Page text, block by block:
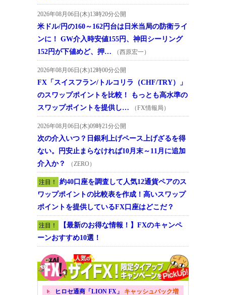
2026年08月06日(木)13時20分公開
米ドル/円の160～162円台は日米当局の防衛ライ
ンに！ GW介入時安値155円、神田シーリング
152円が下値めど、押…
（西原宏一）
2026年08月06日(木)12時00分公開
FX「スイスフラン/トルコリラ（CHF/TRY）」
のスワップポイントを比較！ もっとも高水準の
スワップポイントを提供し…
（FX情報局）
2026年08月06日(木)09時21分公開
次の介入いつ？日銀利上げペース上げざるを得
ない。円安止まらなければ10月末～11月に追加
介入か？
（ZERO）
注目！
約40口座を調査して人気12通貨ペアのス
ワップポイントの比較表を作成！高いスワップ
ポイントを提供しているFX口座はどこだ？
注目！
【最新のお得な情報！】FXのキャンペ
ーンおすすめ10選！
ヒロセ通商「LION FX」 キャッシュバック増